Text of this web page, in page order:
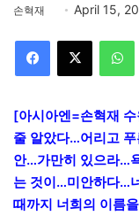
손혁재 April 15,
[아시아엔=손혁재
줄 알았다…어리고
안…가만히 있으라…
는 것이…미안하다…
때까지 너희의 이름